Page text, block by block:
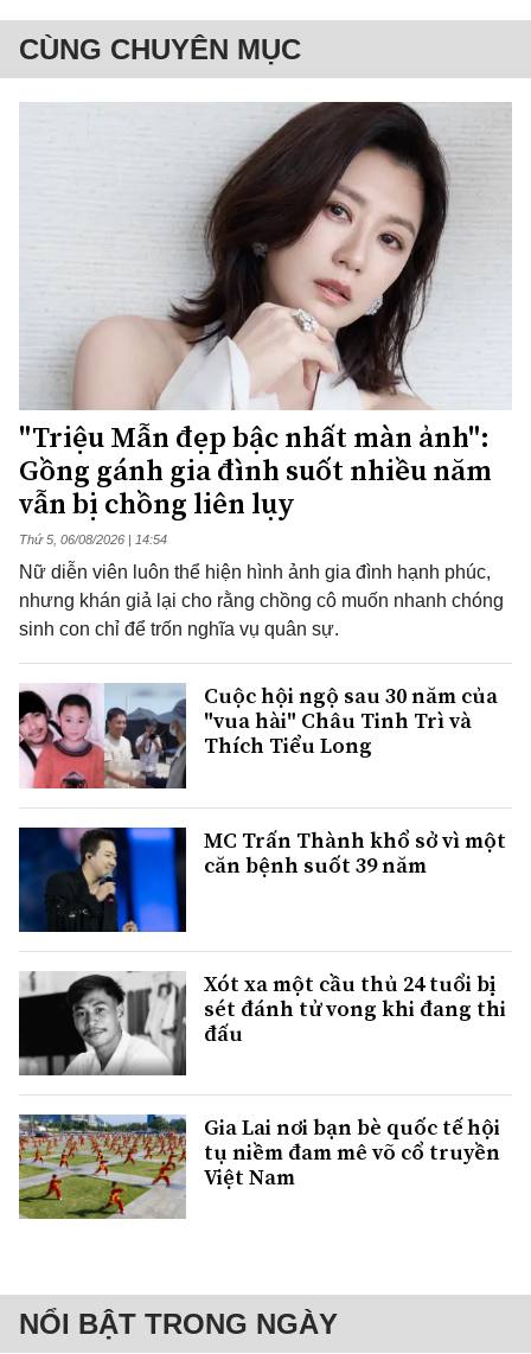
CÙNG CHUYÊN MỤC
"Triệu Mẫn đẹp bậc nhất màn ảnh":
Gồng gánh gia đình suốt nhiều năm
vẫn bị chồng liên lụy
Thứ 5, 06/08/2026 | 14:54
Nữ diễn viên luôn thể hiện hình ảnh gia đình hạnh phúc,
nhưng khán giả lại cho rằng chồng cô muốn nhanh chóng
sinh con chỉ để trốn nghĩa vụ quân sự.
Cuộc hội ngộ sau 30 năm của
"vua hài" Châu Tinh Trì và
Thích Tiểu Long
MC Trấn Thành khổ sở vì một
căn bệnh suốt 39 năm
Xót xa một cầu thủ 24 tuổi bị
sét đánh tử vong khi đang thi
đấu
Gia Lai nơi bạn bè quốc tế hội
tụ niềm đam mê võ cổ truyền
Việt Nam
NỔI BẬT TRONG NGÀY